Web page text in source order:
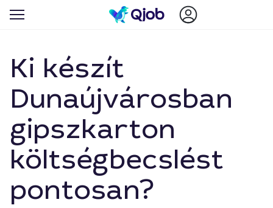
Ki készít
Dunaújvárosban
gipszkarton
költségbecslést
pontosan?